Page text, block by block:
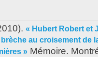
« Hubert Robert et
au croisement de
» Mémoire.